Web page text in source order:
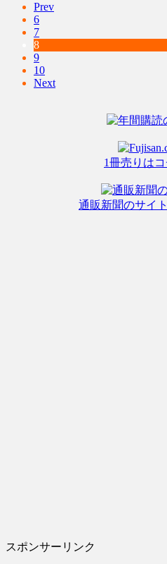
Prev
6
7
8
9
10
Next
1冊売りは
通販新聞のサイ
スポンサーリンク